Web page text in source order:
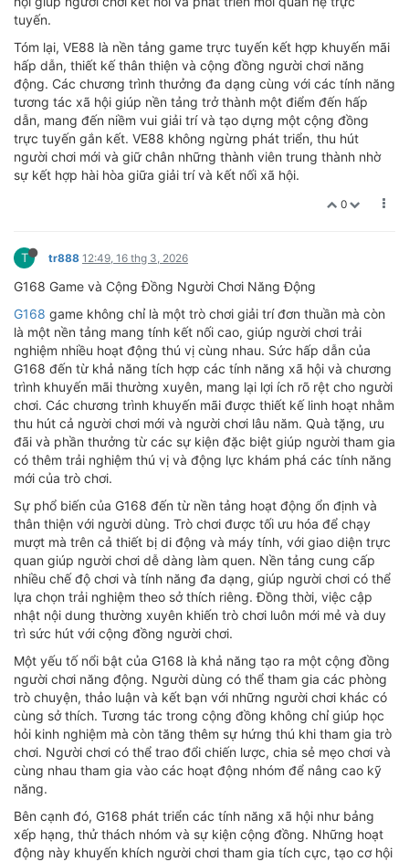
tuyến.
Tóm lại, VE88 là nền tảng game trực tuyến kết hợp khuyến mãi
hấp dẫn, thiết kế thân thiện và cộng đồng người chơi năng
động. Các chương trình thưởng đa dạng cùng với các tính năng
tương tác xã hội giúp nền tảng trở thành một điểm đến hấp
dẫn, mang đến niềm vui giải trí và tạo dựng một cộng đồng
trực tuyến gắn kết. VE88 không ngừng phát triển, thu hút
người chơi mới và giữ chân những thành viên trung thành nhờ
sự kết hợp hài hòa giữa giải trí và kết nối xã hội.
0
T tr888 12:49, 16 thg 3, 2026
G168 Game và Cộng Đồng Người Chơi Năng Động
G168 game không chỉ là một trò chơi giải trí đơn thuần mà còn
là một nền tảng mang tính kết nối cao, giúp người chơi trải
nghiệm nhiều hoạt động thú vị cùng nhau. Sức hấp dẫn của
G168 đến từ khả năng tích hợp các tính năng xã hội và chương
trình khuyến mãi thường xuyên, mang lại lợi ích rõ rệt cho người
chơi. Các chương trình khuyến mãi được thiết kế linh hoạt nhằm
thu hút cả người chơi mới và người chơi lâu năm. Quà tặng, ưu
đãi và phần thưởng từ các sự kiện đặc biệt giúp người tham gia
có thêm trải nghiệm thú vị và động lực khám phá các tính năng
mới của trò chơi.
Sự phổ biến của G168 đến từ nền tảng hoạt động ổn định và
thân thiện với người dùng. Trò chơi được tối ưu hóa để chạy
mượt mà trên cả thiết bị di động và máy tính, với giao diện trực
quan giúp người chơi dễ dàng làm quen. Nền tảng cung cấp
nhiều chế độ chơi và tính năng đa dạng, giúp người chơi có thể
lựa chọn trải nghiệm theo sở thích riêng. Đồng thời, việc cập
nhật nội dung thường xuyên khiến trò chơi luôn mới mẻ và duy
trì sức hút với cộng đồng người chơi.
Một yếu tố nổi bật của G168 là khả năng tạo ra một cộng đồng
người chơi năng động. Người dùng có thể tham gia các phòng
trò chuyện, thảo luận và kết bạn với những người chơi khác có
cùng sở thích. Tương tác trong cộng đồng không chỉ giúp học
hỏi kinh nghiệm mà còn tăng thêm sự hứng thú khi tham gia trò
chơi. Người chơi có thể trao đổi chiến lược, chia sẻ mẹo chơi và
cùng nhau tham gia vào các hoạt động nhóm để nâng cao kỹ
năng.
Bên cạnh đó, G168 phát triển các tính năng xã hội như bảng
xếp hạng, thử thách nhóm và sự kiện cộng đồng. Những hoạt
động này khuyến khích người chơi tham gia tích cực, tạo cơ hội